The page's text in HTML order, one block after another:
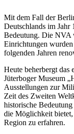
Mit dem Fall der
Deutschlands im Jahr
Bedeutung. Die NVA
Einrichtungen
folgenden Jahren
Heute beherbergt das
Jüterboger Museum
Ausstellungen zur
Zeit des Zweiten
historische
die Möglichkeit
Region zu erfahren.